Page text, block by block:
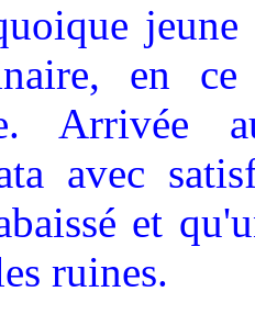
en
Arrivée
avec
et
ruines.